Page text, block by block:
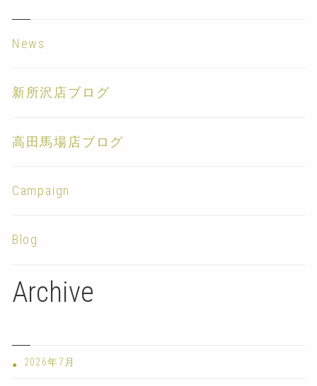
News
新所沢店ブログ
高田馬場店ブログ
Campaign
Blog
Archive
2026年7月